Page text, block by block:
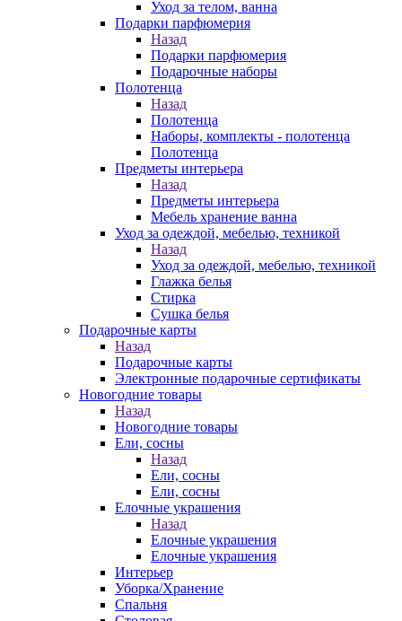
Уход за телом, ванна
Подарки парфюмерия
Назад
Подарки парфюмерия
Подарочные наборы
Полотенца
Назад
Полотенца
Наборы, комплекты - полотенца
Полотенца
Предметы интерьера
Назад
Предметы интерьера
Мебель хранение ванна
Уход за одеждой, мебелью, техникой
Назад
Уход за одеждой, мебелью, техникой
Глажка белья
Стирка
Сушка белья
Подарочные карты
Назад
Подарочные карты
Электронные подарочные сертификаты
Новогодние товары
Назад
Новогодние товары
Ели, сосны
Назад
Ели, сосны
Ели, сосны
Елочные украшения
Назад
Елочные украшения
Елочные украшения
Интерьер
Уборка/Хранение
Спальня